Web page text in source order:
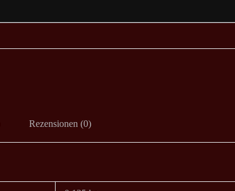
Rezensionen (0)